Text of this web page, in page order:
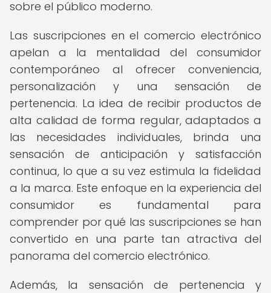
sobre el público moderno.
Las suscripciones en el comercio electrónico
apelan a la mentalidad del consumidor
contemporáneo al ofrecer conveniencia,
personalización y una sensación de
pertenencia. La idea de recibir productos de
alta calidad de forma regular, adaptados a
las necesidades individuales, brinda una
sensación de anticipación y satisfacción
continua, lo que a su vez estimula la fidelidad
a la marca. Este enfoque en la experiencia del
consumidor es fundamental para
comprender por qué las suscripciones se han
convertido en una parte tan atractiva del
panorama del comercio electrónico.
Además, la sensación de pertenencia y